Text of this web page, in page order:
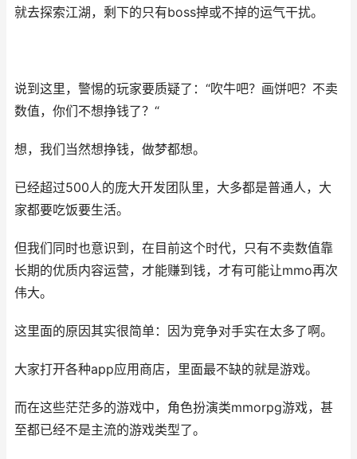
就去探索江湖，剩下的只有boss掉或不掉的运气干扰。
说到这里，警惕的玩家要质疑了：“吹牛吧？画饼吧？不卖
数值，你们不想挣钱了？“
想，我们当然想挣钱，做梦都想。
已经超过500人的庞大开发团队里，大多都是普通人，大
家都要吃饭要生活。
但我们同时也意识到，在目前这个时代，只有不卖数值靠
长期的优质内容运营，才能赚到钱，才有可能让mmo再次
伟大。
这里面的原因其实很简单：因为竞争对手实在太多了啊。
大家打开各种app应用商店，里面最不缺的就是游戏。
而在这些茫茫多的游戏中，角色扮演类mmorpg游戏，甚
至都已经不是主流的游戏类型了。